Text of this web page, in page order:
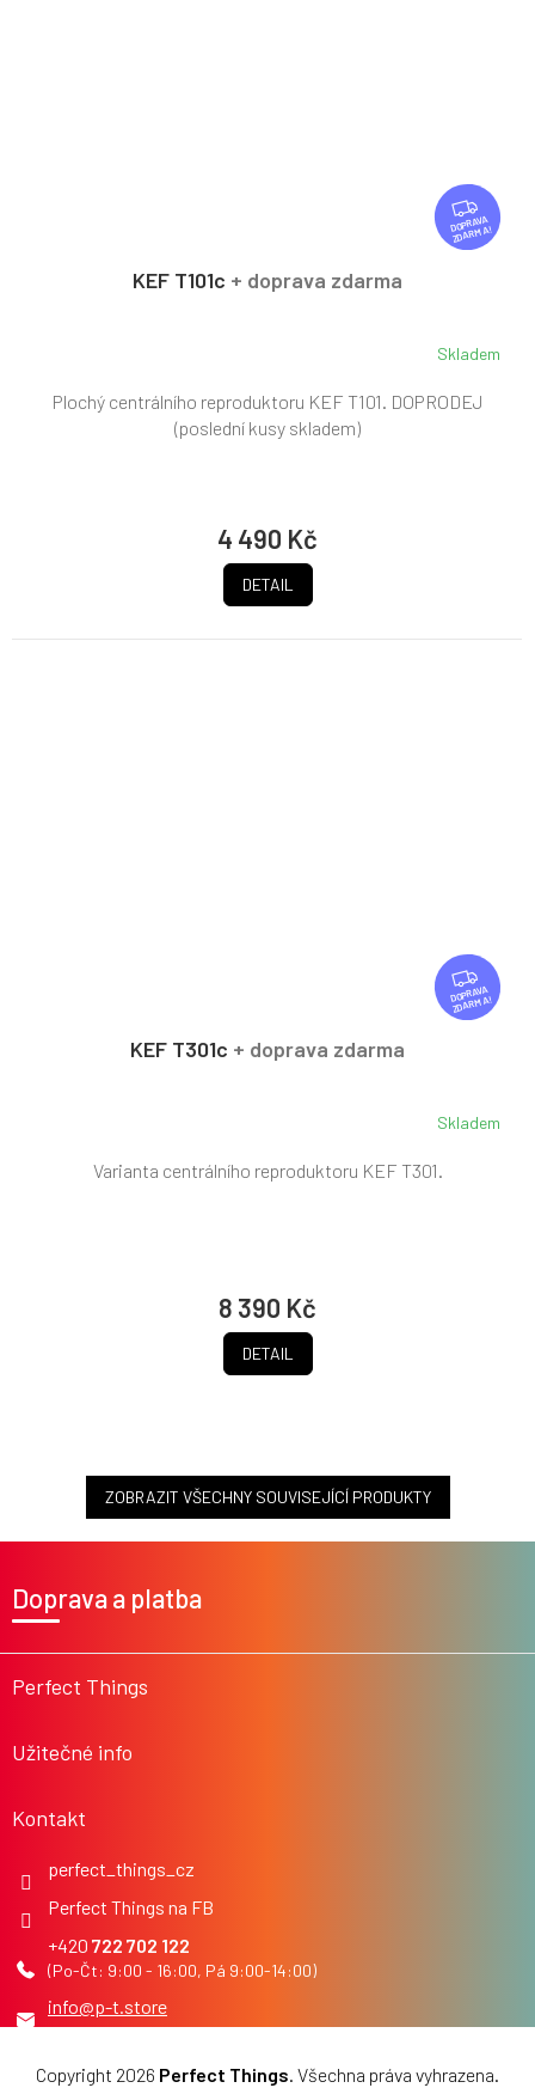
Z
D
A
ZDARMA
KEF T101c + doprava zdarma
Skladem
4 490 Kč
DETAIL
Plochý centrálního reproduktoru KEF T101. DOPRODEJ
(poslední kusy skladem)
Z
D
A
ZDARMA
KEF T301c + doprava zdarma
Skladem
8 390 Kč
DETAIL
Varianta centrálního reproduktoru KEF T301.
ZOBRAZIT VŠECHNY SOUVISEJÍCÍ PRODUKTY
t
Perfect Things
Užitečné info
Kontakt
info@p-t.store
722 702 122
Perfect Things na FB
perfect_things_cz
Doprava a platba
Copyright 2026 Perfect Things. Všechna práva vyhrazena.